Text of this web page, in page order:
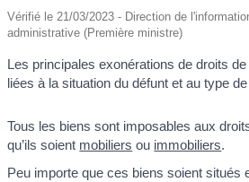
Vérifié le 21/03/2023 - Direction de
administrative (Première ministre)
Les principales exonérations de droits
liées à la situation du défunt et au type
Tous les biens sont imposables aux
qu’ils soient mobiliers ou immobiliers.
Peu importe que ces biens soient situés